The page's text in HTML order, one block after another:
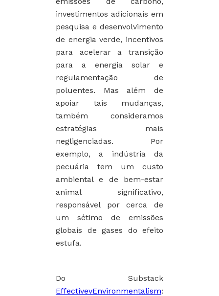
investimentos adicionais em
pesquisa e desenvolvimento
de energia verde, incentivos
para acelerar a transição
para a energia solar e
regulamentação de
poluentes. Mas além de
apoiar tais mudanças,
também consideramos
estratégias mais
negligenciadas. Por
exemplo, a indústria da
pecuária tem um custo
ambiental e de bem-estar
animal significativo,
responsável por cerca de
um sétimo de emissões
globais de gases do efeito
estufa.
Do Substack
EffectivevEnvironmentalism: